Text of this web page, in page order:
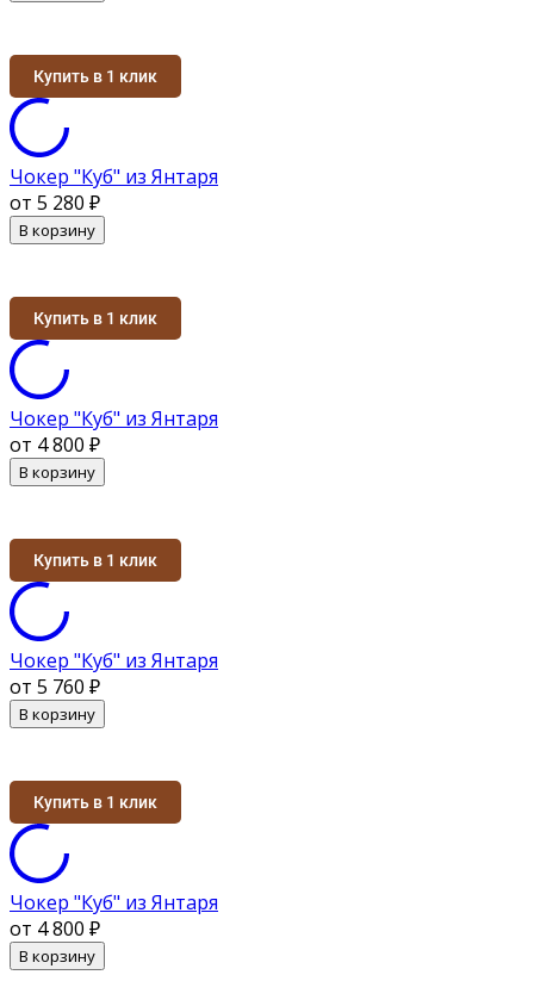
Купить в 1 клик
Чокер "Куб" из Янтаря
от 5 280 ₽
В корзину
Купить в 1 клик
Чокер "Куб" из Янтаря
от 4 800 ₽
В корзину
Купить в 1 клик
Чокер "Куб" из Янтаря
от 5 760 ₽
В корзину
Купить в 1 клик
Чокер "Куб" из Янтаря
от 4 800 ₽
В корзину